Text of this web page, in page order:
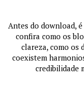
Antes do download,
confira como os
clareza, como os
coexistem
credibilidade